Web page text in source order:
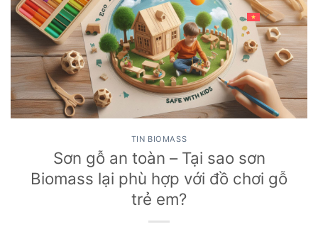
TIN BIOMASS
Sơn gỗ an toàn – Tại sao sơn
Biomass lại phù hợp với đồ chơi gỗ
trẻ em?